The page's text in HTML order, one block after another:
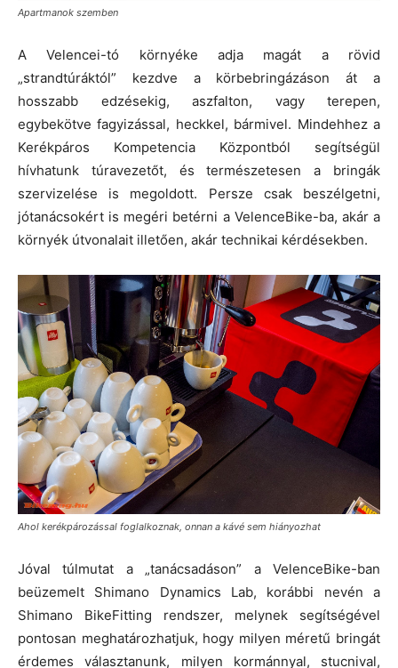
Apartmanok szemben
A Velencei-tó környéke adja magát a rövid
„strandtúráktól” kezdve a körbebringázáson át a
hosszabb edzésekig, aszfalton, vagy terepen,
egybekötve fagyizással, heckkel, bármivel. Mindehhez a
Kerékpáros Kompetencia Központból segítségül
hívhatunk túravezetőt, és természetesen a bringák
szervizelése is megoldott. Persze csak beszélgetni,
jótanácsokért is megéri betérni a VelenceBike-ba, akár a
környék útvonalait illetően, akár technikai kérdésekben.
Ahol kerékpározással foglalkoznak, onnan a kávé sem hiányozhat
Jóval túlmutat a „tanácsadáson” a VelenceBike-ban
beüzemelt Shimano Dynamics Lab, korábbi nevén a
Shimano BikeFitting rendszer, melynek segítségével
pontosan meghatározhatjuk, hogy milyen méretű bringát
érdemes választanunk, milyen kormánnyal, stucnival,